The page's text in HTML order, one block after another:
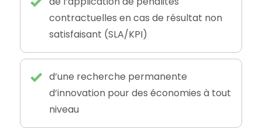
contractuelles en cas de résultat non
satisfaisant (SLA/KPI)
d’une recherche permanente
d’innovation pour des économies à tout
niveau